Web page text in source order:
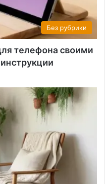
Без рубрики
телефона своими